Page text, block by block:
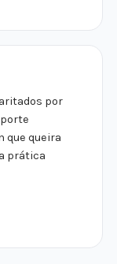
por
que queira
prática